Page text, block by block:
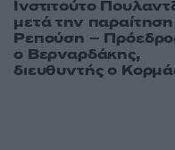
Ινστιτούτο
μετά την παραίτηση
Ρεπούση –
ο Βερναρδάκης,
διευθυντής ο